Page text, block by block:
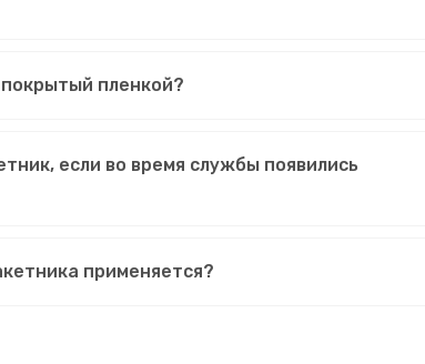
пленкой?
если во время службы появились
применяется?